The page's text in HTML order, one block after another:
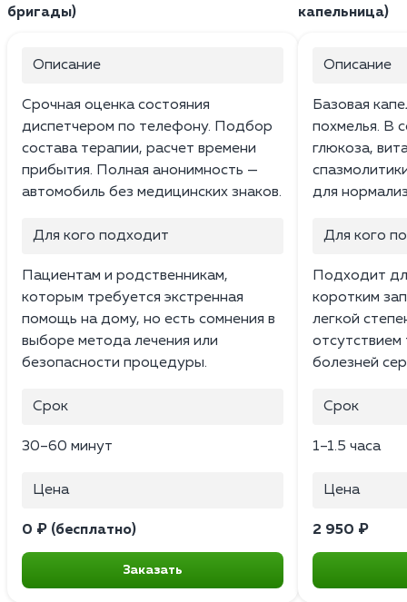
бригады)
Описание
Срочная оценка состояния
диспетчером по телефону. Подбор
состава терапии, расчет времени
прибытия. Полная анонимность —
автомобиль без медицинских знаков.
Для кого подходит
Пациентам и родственникам,
которым требуется экстренная
помощь на дому, но есть сомнения в
выборе метода лечения или
безопасности процедуры.
Срок
30–60 минут
Цена
0 ₽ (бесплатно)
Заказать
капельница)
Описание
Базовая
похмелья. В
глюкоза,
для
Для кого
Подходит
коротким
легкой
отсутствием
болезней
Срок
1–1.5 часа
Цена
2 950 ₽